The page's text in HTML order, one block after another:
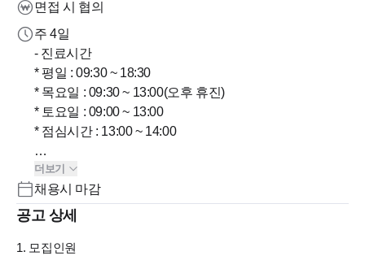
면접 시 협의
주 4일
- 진료시간
* 평일 : 09:30 ~ 18:30
* 목요일 : 09:30 ~ 13:00(오후 휴진)
* 토요일 : 09:00 ~ 13:00
* 점심시간 : 13:00 ~ 14:00
- 근무시간
* 평일3.5일 + 토요일 오전 근무(평일 중 하루 오프, 목요
일 오후 휴진)
* 야간진료 없음
더보기
채용시 마감
공고 상세
1. 모집인원